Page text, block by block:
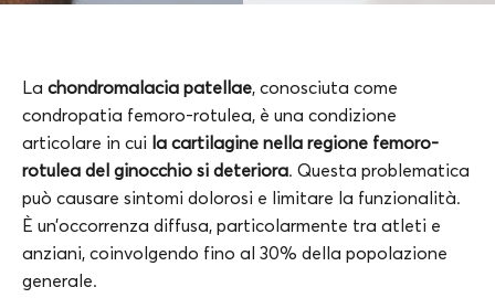
La chondromalacia patellae, conosciuta come
condropatia femoro-rotulea, è una condizione
articolare in cui la cartilagine nella regione femoro-
rotulea del ginocchio si deteriora. Questa problematica
può causare sintomi dolorosi e limitare la funzionalità.
È un’occorrenza diffusa, particolarmente tra atleti e
anziani, coinvolgendo fino al 30% della popolazione
generale.